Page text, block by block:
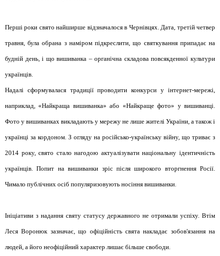
Перші роки свято найширше відзначалося в Чернівцях. Дата, третій четвер
травня, була обрана з наміром підкреслити, що святкування припадає на
будній день, і що вишиванка – органічна складова повсякденної культури
українців.
Надалі сформувалася традиції проводити конкурси у інтернет-мережі,
наприклад, «Найкраща вишиванка» або «Найкраще фото» у вишиванці.
Фото у вишиванках викладають у мережу не лише жителі України, а також і
українці за кордоном. З огляду на російсько-українську війну, що триває з
2014 року, свято стало нагодою актуалізувати національну ідентичність
українців. Попит на вишиванки зріс після широкого вторгнення Росії.
Чимало публічних осіб популяризовують носіння вишиванки.
Ініціативи з надання святу статусу державного не отримали успіху. Втім
Леся Воронюк зазначає, що офіційність свята накладає зобов'язання на
людей, а його неофіційний характер лишає більше свободи.